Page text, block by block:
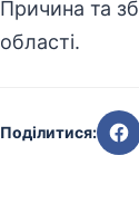
Причина та
області.
Поділитися: